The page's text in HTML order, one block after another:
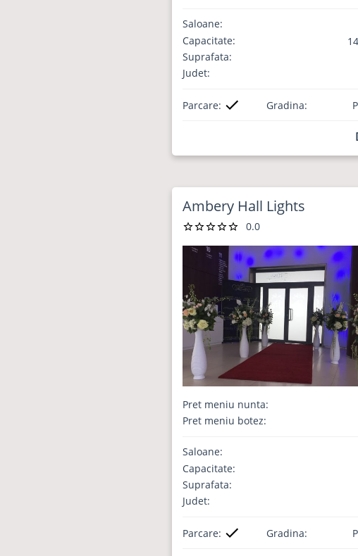
Saloane:
Capacitate:
Suprafata:
Judet:
Parcare: Gradina:
Ambery Hall Lights
0.0
Pret meniu nunta:
Pret meniu botez:
Saloane:
Capacitate:
Suprafata:
Judet:
Parcare: Gradina: